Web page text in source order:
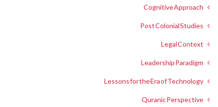
Cognitive Approach
Post Colonial Studies
Legal Context
Leadership Paradigm
Lessons for the Era of Technology
Quranic Perspective